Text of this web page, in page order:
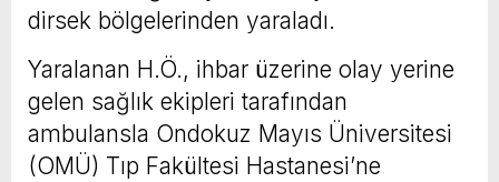
dirsek bölgelerinden yaraladı.
Yaralanan H.Ö., ihbar üzerine olay yerine
gelen sağlık ekipleri tarafından
ambulansla Ondokuz Mayıs Üniversitesi
(OMÜ) Tıp Fakültesi Hastanesi’ne